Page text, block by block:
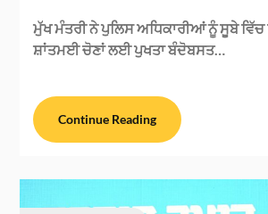
ਮੁੱਖ ਮੰਤਰੀ ਨੇ ਪੁਲਿਸ ਅਧਿਕਾਰੀਆਂ ਨੂੰ ਸੂਬੇ
ਸ਼ਾਂਤਮਈ ਚੋਣਾਂ ਲਈ ਪੁਖਤਾ ਬੰਦੋਬਸਤ…
Continue Reading